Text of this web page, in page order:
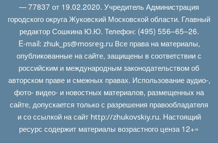
— 77837 от 19.02.2020. Учредитель Администрация
городского округа Жуковский Московской области. Главный
редактор Сошкина Ю.Ю. Телефон: (495) 556–65–26.
E‑mail: zhuk_ps@mosreg.ruВсе права на материалы,
опубликованные на сайте, защищены в соответствии с
российским и международным законодательством об
авторском праве и смежных правах. Использование аудио-,
фото- видео- и новостных материалов, размещенных на
сайте, допускается только с разрешения правообладателя
и со ссылкой на сайт http://zhukovskiy.ru. Настоящий
ресурс содержит материалы возрастного ценза 12+»